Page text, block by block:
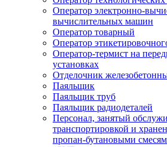
Оператор электронно-
вычислительных машин
Оператор товарный
Оператор
Оператор-термист на
установках
Отделочник
Паяльщик
Паяльщик труб
Паяльщик радиодеталей
Персонал, занятый
транспортировкой и
пропан-бутановыми